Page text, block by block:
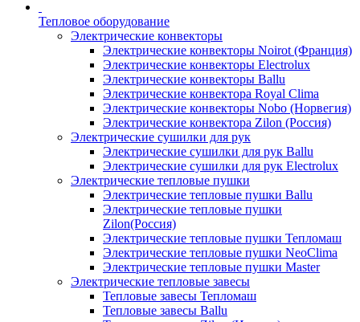
Тепловое оборудование
Электрические конвекторы
Электрические конвекторы Noirot (Франция)
Электрические конвекторы Electrolux
Электрические конвекторы Ballu
Электрические конвектора Royal Clima
Электрические конвекторы Nobo (Норвегия)
Электрические конвектора Zilon (Россия)
Электрические сушилки для рук
Электрические сушилки для рук Ballu
Электрические сушилки для рук Electrolux
Электрические тепловые пушки
Электрические тепловые пушки Ballu
Электрические тепловые пушки
Zilon(Россия)
Электрические тепловые пушки Тепломаш
Электрические тепловые пушки NeoClima
Электрические тепловые пушки Master
Электрические тепловые завесы
Тепловые завесы Тепломаш
Тепловые завесы Ballu